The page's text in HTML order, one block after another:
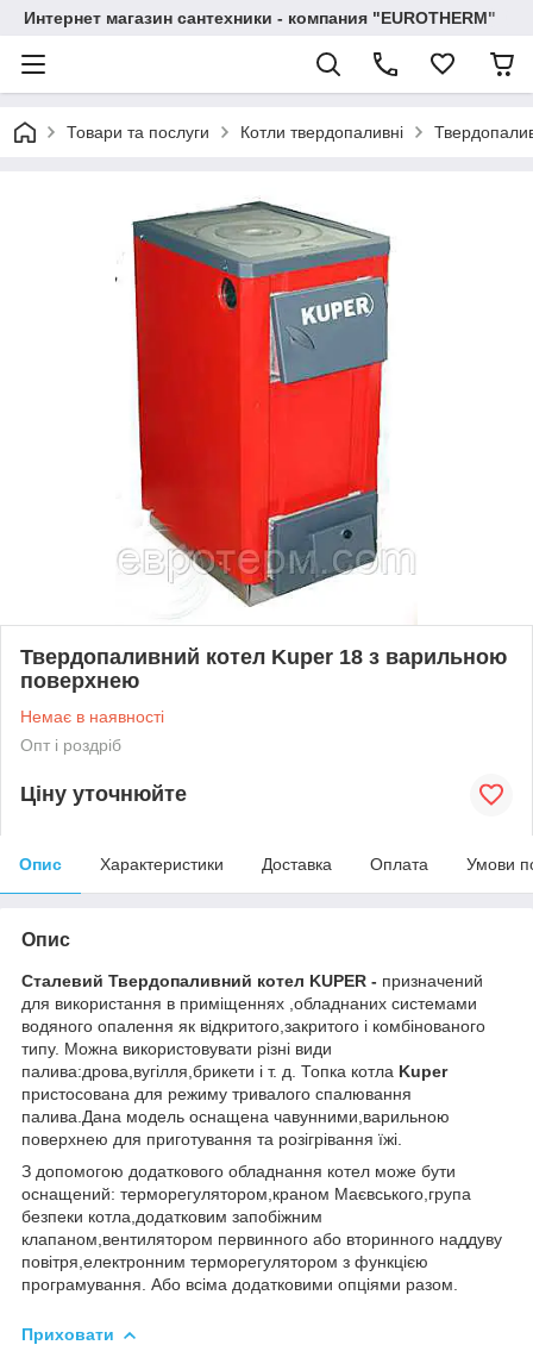
Интернет магазин сантехники - компания "EUROTHERM"
Товари та послуги Котли твердопаливні
Твердопаливний котел Kuper 18 з варильною
поверхнею
Немає в наявності
Опт і роздріб
Ціну уточнюйте
Опис Характеристики Доставка Оплата Умови
Опис
Сталевий Твердопаливний котел KUPER - призначений
для використання в приміщеннях ,обладнаних системами
водяного опалення як відкритого,закритого і комбінованого
типу. Можна використовувати різні види
палива:дрова,вугілля,брикети і т. д. Топка котла Kuper
пристосована для режиму тривалого спалювання
палива.Дана модель оснащена чавунними,варильною
поверхнею для приготування та розігрівання їжі.
З допомогою додаткового обладнання котел може бути
оснащений: терморегулятором,краном Маєвського,група
безпеки котла,додатковим запобіжним
клапаном,вентилятором первинного або вторинного наддуву
повітря,електронним терморегулятором з функцією
програмування. Або всіма додатковими опціями разом.
Приховати